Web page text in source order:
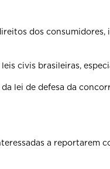
dos consumidores,
leis civis brasileiras,
da lei de defesa da
a reportarem